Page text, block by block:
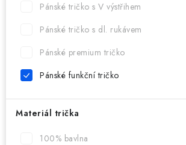
OKAMŽITĚ K ODBĚRU
VÁNOCE
Pánské tričko s V výstřihem
Pánské tričko s dl. rukávem
Pánské premium tričko
Pánské funkční tričko
Materiál trička
100% bavlna